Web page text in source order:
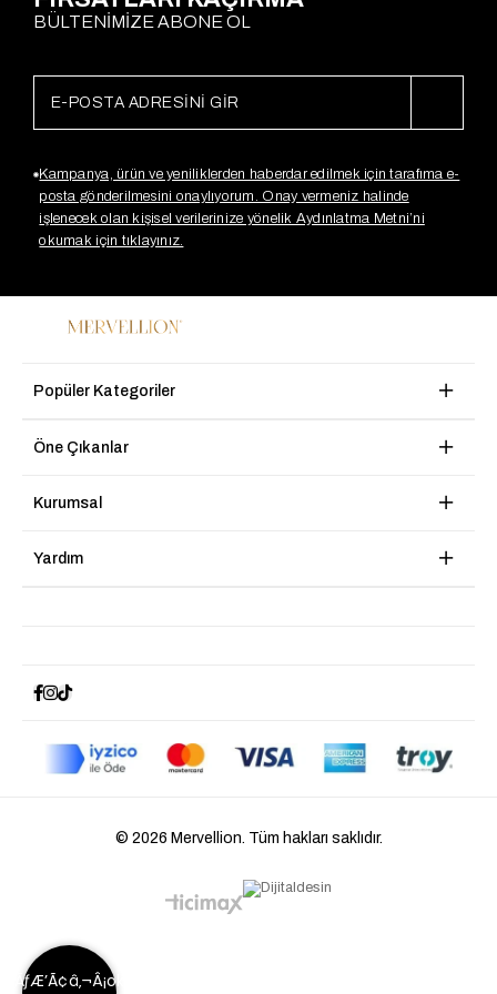
BÜLTENİMİZE ABONE OL
Kampanya, ürün ve yeniliklerden haberdar edilmek için tarafıma e-
posta gönderilmesini onaylıyorum. Onay vermeniz halinde
işlenecek olan kişisel verilerinize yönelik Aydınlatma Metni’ni
okumak için tıklayınız.
Popüler Kategoriler
Öne Çıkanlar
Kurumsal
Yardım
© 2026 Mervellion. Tüm hakları saklıdır.
ÃƒÆ’Ã¢â‚¬Â¡ok